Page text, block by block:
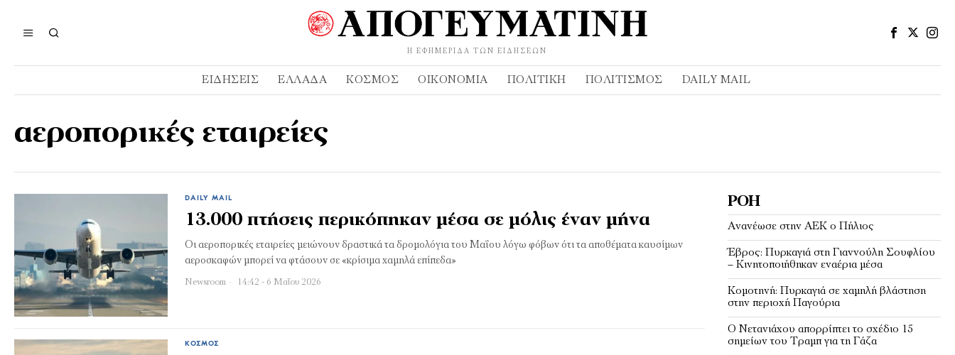
Η ΕΦΗΜΕΡΊΔΑ ΤΩΝ ΕΙΔΉΣΕΩΝ
ΕΙΔΉΣΕΙΣ ΕΛΛΆΔΑ ΚΌΣΜΟΣ ΟΙΚΟΝΟΜΊΑ ΠΟΛΙΤΙΚΉ ΠΟΛΙΤΙΣΜΌΣ DAILY MAIL
αεροπορικές εταιρείες
DAILY MAIL
13.000 πτήσεις περικόπηκαν μέσα σε μόλις έναν μήνα
Οι αεροπορικές εταιρείες μειώνουν δραστικά τα δρομολόγια του Μαΐου λόγω φόβων ότι τα αποθέματα καυσίμων
αεροσκαφών μπορεί να φτάσουν σε «κρίσιμα χαμηλά επίπεδα»
Newsroom 14:42 - 6 Μαΐου 2026
ΚΌΣΜΟΣ
ΡΟΉ
Ανανέωσε στην ΑΕΚ ο Πήλιος
Έβρος: Πυρκαγιά στη Γιαννούλη Σουφλίου
– Κινητοποιήθηκαν εναέρια μέσα
Κομοτηνή: Πυρκαγιά σε χαμηλή βλάστηση
στην περιοχή Παγούρια
Ο Νετανιάχου απορρίπτει το σχέδιο 15
σημείων του Τραμπ για τη Γάζα